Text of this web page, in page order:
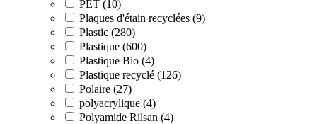
PET (10)
Plaques d'étain recyclées (9)
Plastic (280)
Plastique (600)
Plastique Bio (4)
Plastique recyclé (126)
Polaire (27)
polyacrylique (4)
Polyamide Rilsan (4)